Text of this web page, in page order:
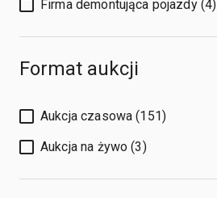
Firma demontująca pojazdy (4)
Format aukcji
Aukcja czasowa (151)
Aukcja na żywo (3)